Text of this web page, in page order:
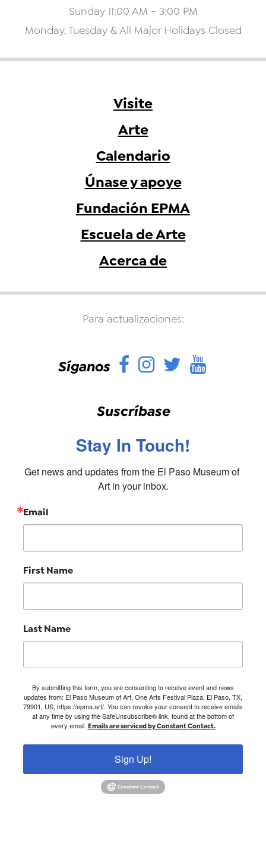
Sunday 11:00 AM - 3:00 PM
Monday, Tuesday & All Major Holidays Closed
Visite
Arte
Calendario
Únase y apoye
Fundación EPMA
Escuela de Arte
Acerca de
Para actualizaciones:
Síganos Facebook
Instagram
Twitter
Suscríbase
Stay In Touch!
Get news and updates from the El Paso Museum of
Art in your inbox.
Email
First Name
Last Name
By submitting this form, you are consenting to receive event and news
updates from: El Paso Museum of Art, One Arts Festival Plaza, El Paso, TX,
79901, US, https://epma.art/. You can revoke your consent to receive emails
at any time by using the SafeUnsubscribe® link, found at the bottom of
every email. Emails are serviced by Constant Contact.
Sign Up!